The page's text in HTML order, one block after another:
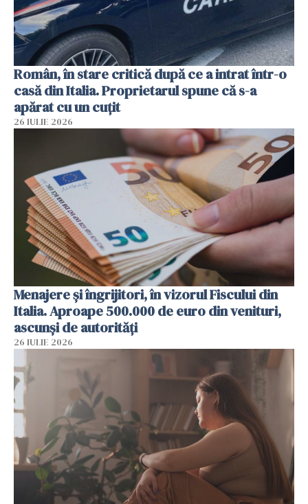
Român, în stare critică după ce a intrat într-o
casă din Italia. Proprietarul spune că s-a
apărat cu un cuțit
26 IULIE 2026
Menajere și îngrijitori, în vizorul Fiscului din
Italia. Aproape 500.000 de euro din venituri,
ascunși de autorități
26 IULIE 2026